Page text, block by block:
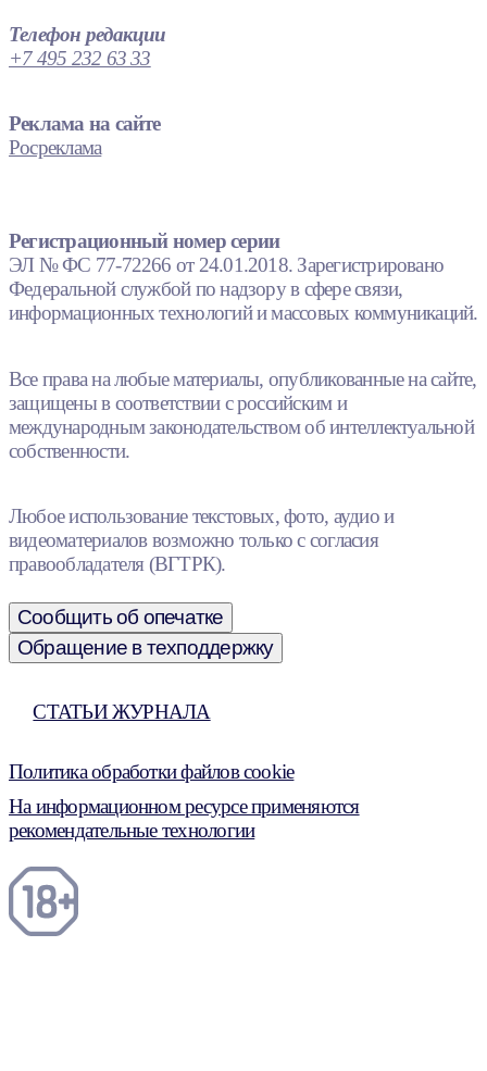
Телефон редакции
+7 495 232 63 33
Реклама на сайте
Росреклама
Регистрационный номер серии
ЭЛ № ФС 77-72266 от 24.01.2018. Зарегистрировано
Федеральной службой по надзору в сфере связи,
информационных технологий и массовых коммуникаций.
Все права на любые материалы, опубликованные на сайте,
защищены в соответствии с российским и
международным законодательством об интеллектуальной
собственности.
Любое использование текстовых, фото, аудио и
видеоматериалов возможно только с согласия
правообладателя (ВГТРК).
Сообщить об опечатке
Обращение в техподдержку
СТАТЬИ ЖУРНАЛА
Политика обработки файлов cookie
На информационном ресурсе применяются
рекомендательные технологии